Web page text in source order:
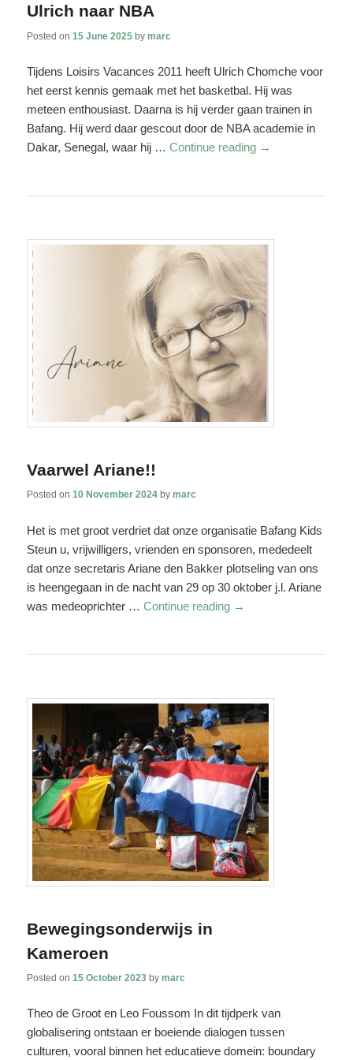
Ulrich naar NBA
Posted on15 June 2025 bymarc
Tijdens Loisirs Vacances 2011 heeft Ulrich Chomche voor
het eerst kennis gemaak met het basketbal. Hij was
meteen enthousiast. Daarna is hij verder gaan trainen in
Bafang. Hij werd daar gescout door de NBA academie in
Dakar, Senegal, waar hij …Continue reading →
Vaarwel Ariane!!
Posted on10 November 2024 bymarc
Het is met groot verdriet dat onze organisatie Bafang Kids
Steun u, vrijwilligers, vrienden en sponsoren, mededeelt
dat onze secretaris Ariane den Bakker plotseling van ons
is heengegaan in de nacht van 29 op 30 oktober j.l. Ariane
was medeoprichter …Continue reading →
Bewegingsonderwijs in
Kameroen
Posted on15 October 2023 bymarc
Theo de Groot en Leo Foussom In dit tijdperk van
globalisering ontstaan er boeiende dialogen tussen
culturen, vooral binnen het educatieve domein: boundary